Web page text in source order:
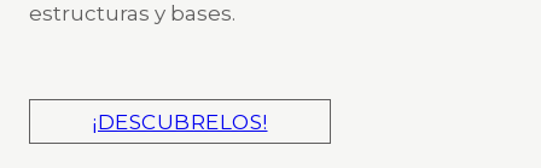
estructuras y bases.
¡DESCUBRELOS!